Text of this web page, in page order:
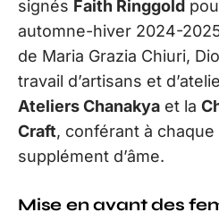
signés Faith Ringgold
automne-hiver 2024-
de Maria Grazia Chiuri,
travail d’artisans et
Ateliers Chanakya et la
Craft, conférant à
supplément d’âme.
Mise en avant des